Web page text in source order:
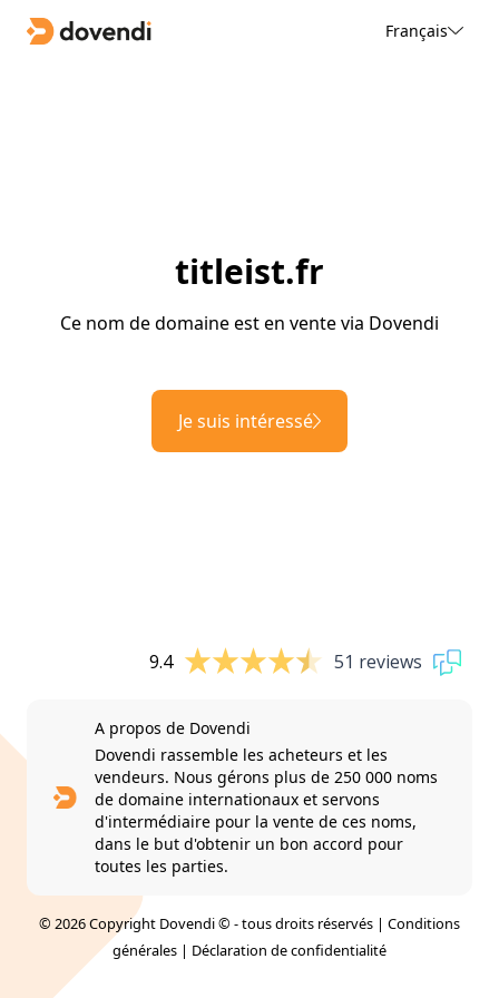
Français
titleist.fr
Ce nom de domaine est en vente via Dovendi
Je suis intéressé
9.4 51 reviews
A propos de Dovendi
Dovendi rassemble les acheteurs et les
vendeurs. Nous gérons plus de 250 000 noms
de domaine internationaux et servons
d'intermédiaire pour la vente de ces noms,
dans le but d'obtenir un bon accord pour
toutes les parties.
© 2026 Copyright Dovendi © - tous droits réservés | Conditions
générales | Déclaration de confidentialité